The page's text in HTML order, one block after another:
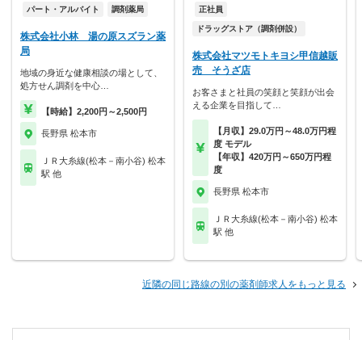
パート・アルバイト 調剤薬局
株式会社小林 湯の原スズラン薬
局
地域の身近な健康相談の場として、
処方せん調剤を中心…
【時給】2,200円～2,500円
長野県 松本市
ＪＲ大糸線(松本－南小谷) 松本
駅 他
正社員
ドラッグストア（調剤併設）
株式会社マツモトキヨシ甲信越販
売 そうざ店
お客さまと社員の笑顔と笑顔が出会
える企業を目指して…
【月収】29.0万円～48.0万円程
度 モデル
【年収】420万円～650万円程
度
長野県 松本市
ＪＲ大糸線(松本－南小谷) 松本
駅 他
近隣の同じ路線の別の薬剤師求人をもっと見る